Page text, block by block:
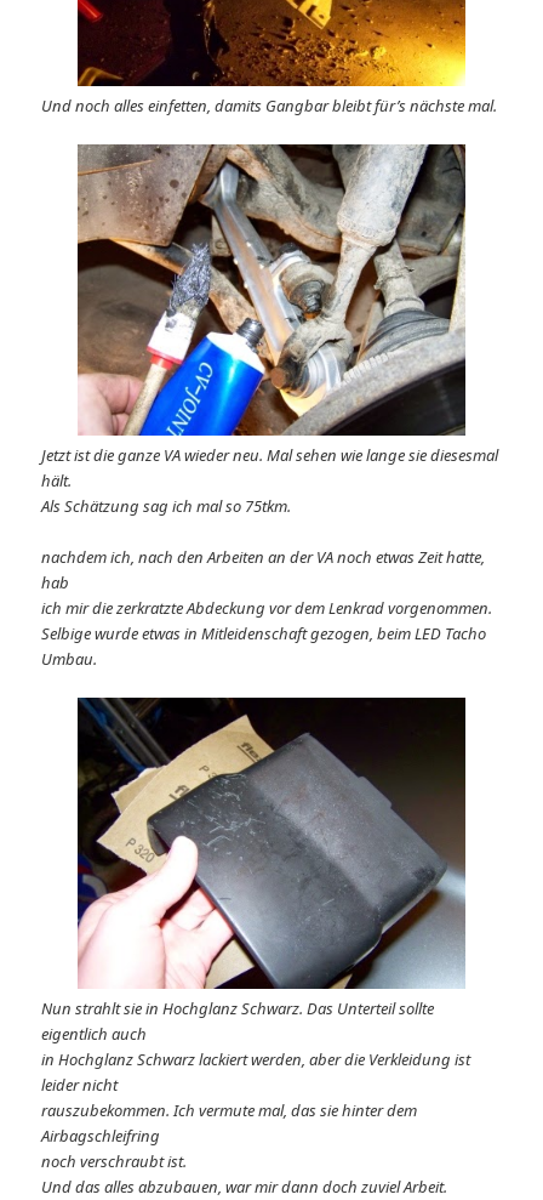
Und noch alles einfetten, damits Gangbar bleibt für’s nächste mal.
Jetzt ist die ganze VA wieder neu. Mal sehen wie lange sie diesesmal
hält.
Als Schätzung sag ich mal so 75tkm.
nachdem ich, nach den Arbeiten an der VA noch etwas Zeit hatte,
hab
ich mir die zerkratzte Abdeckung vor dem Lenkrad vorgenommen.
Selbige wurde etwas in Mitleidenschaft gezogen, beim LED Tacho
Umbau.
Nun strahlt sie in Hochglanz Schwarz. Das Unterteil sollte
eigentlich auch
in Hochglanz Schwarz lackiert werden, aber die Verkleidung ist
leider nicht
rauszubekommen. Ich vermute mal, das sie hinter dem
Airbagschleifring
noch verschraubt ist.
Und das alles abzubauen, war mir dann doch zuviel Arbeit.